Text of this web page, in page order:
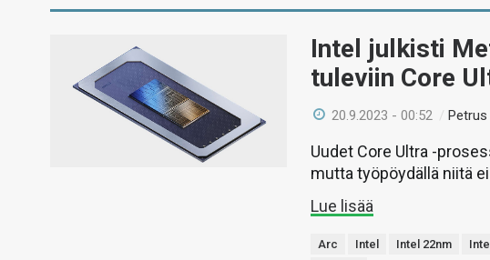
Intel julkisti
tuleviin Core
20.9.2023 - 00:52 /Petrus
Uudet Core Ultra -
mutta työpöydällä niitä
Lue lisää
Arc Intel Intel 22nm